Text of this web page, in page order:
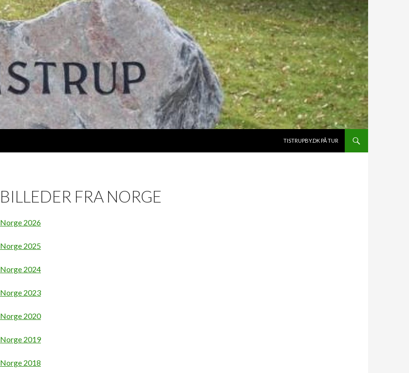
TISTRUPBY.DK PÅ TUR
BILLEDER FRA NORGE
Norge 2026
Norge 2025
Norge 2024
Norge 2023
Norge 2020
Norge 2019
Norge 2018